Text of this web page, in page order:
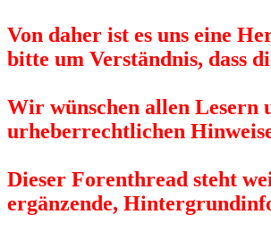
Von daher ist es uns eine
bitte um Verständnis, dass
Wir wünschen allen Lesern
urheberrechtlichen
Dieser Forenthread steht
ergänzende,